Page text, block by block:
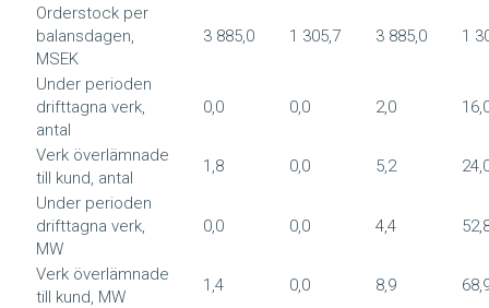
Orderstock per
balansdagen,
MSEK
3 885,0 1 305,7 3 885,0 1
Under perioden
drifttagna verk,
antal
0,0 0,0 2,0
Verk överlämnade
till kund, antal
1,8 0,0 5,2
Under perioden
drifttagna verk,
MW
0,0 0,0 4,4
Verk överlämnade
till kund, MW
1,4 0,0 8,9